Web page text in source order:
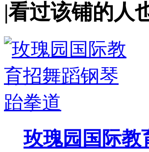
|看过该铺的人
玫瑰园国际教